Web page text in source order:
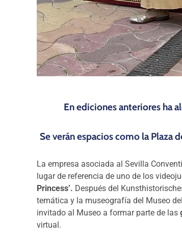
En ediciones anteriores ha
Se verán espacios como la Plaza
La empresa asociada al Sevilla
lugar de referencia de uno de los
Princess’. Después del
temática y la museografía del Museo
invitado al Museo a formar parte de las
virtual.